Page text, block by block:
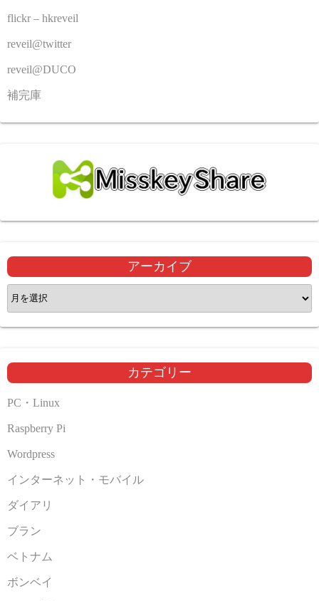
flickr – hkreveil
reveil@twitter
reveil@DUCO
補完庫
アーカイブ
ア
ー
カ
ブ
カテゴリー
PC・Linux
Raspberry Pi
Wordpress
インターネット・モバイル
ダイアリ
ブラン
ベトナム
ボンベイ